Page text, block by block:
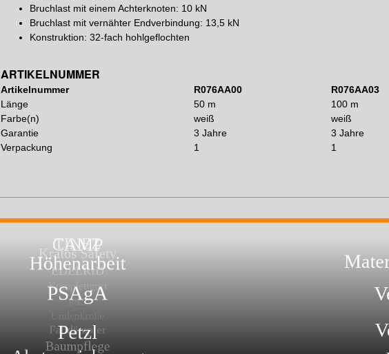
Bruchlast mit einem Achterknoten: 10 kN
Bruchlast mit vernähter Endverbindung: 13,5 kN
Konstruktion: 32-fach hohlgeflochten
ARTIKELNUMMER
Artikelnummer R076AA00 R076AA03
Länge
50 m 100 m
Farbe(n)
weiß weiß
Garantie
3 Jahre 3 Jahre
Verpackung
1 1